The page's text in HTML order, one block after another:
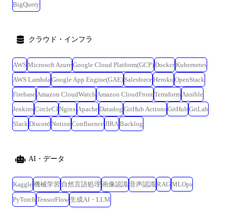
BigQuery
クラウド・インフラ
AWSMicrosoft AzureGoogle Cloud Platform(GCP)DockerKubernetes
AWS LambdaGoogle App Engine(GAE) SalesforceHeroku OpenStack
FirebaseAmazon CloudWatch Amazon CloudFrontTerraformAnsible
JenkinsCircleCINginx ApacheDatadog GitHub ActionsGitHub GitLab
SlackDiscord Notion ConfluenceJIRABacklog
AI・データ
Kaggle機械学習 自然言語処理 画像認識音声認識RAGMLOps
PyTorch TensorFlow生成AI・LLM